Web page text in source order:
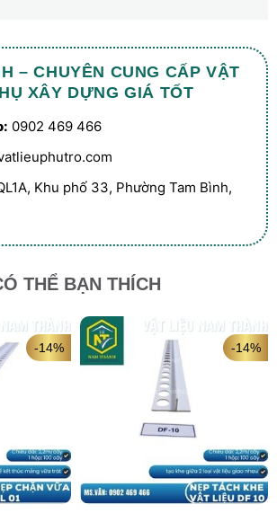
– CHUYÊN CUNG CẤP VẬT
XÂY DỰNG GIÁ TỐT
0902 469 466
Khu phố 33, Phường Tam Bình,
THỂ BẠN THÍCH
-14% -14%